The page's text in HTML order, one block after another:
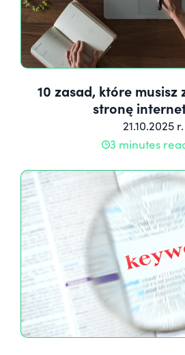
10 zasad, które musisz
stronę
21.10.2025 r.
3 minutes